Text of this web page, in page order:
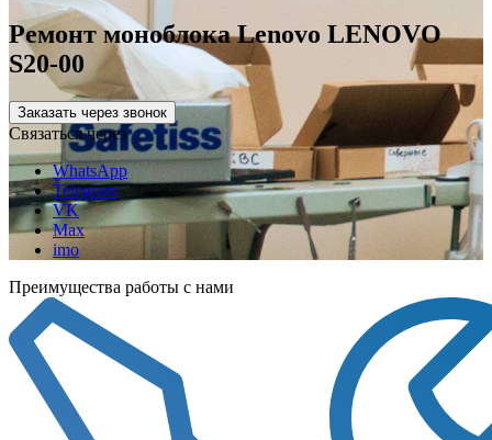
Ремонт моноблока Lenovo LENOVO
S20-00
Заказать через звонок
Связаться через
WhatsApp
Telegram
VK
Max
imo
Преимущества работы с нами